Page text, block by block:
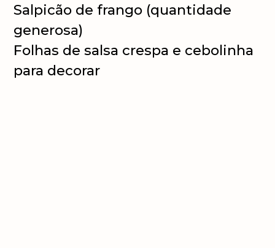
Salpicão de frango (quantidade
generosa)
Folhas de salsa crespa e cebolinha
para decorar